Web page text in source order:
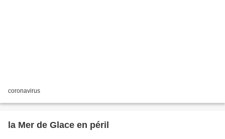
coronavirus
la Mer de Glace en péril